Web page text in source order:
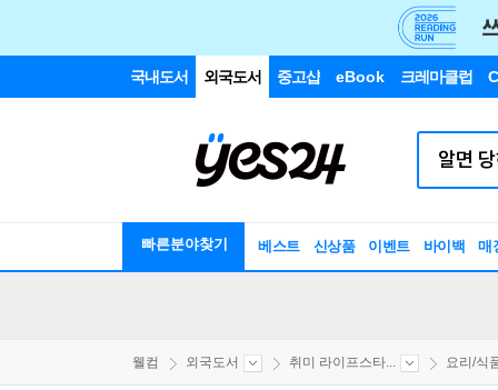
국내도서 외국도서 중고샵 eBook 크레마클럽
빠른분야찾기 베스트 신상품 이벤트 바이백 매
웰컴 외국도서 취미 라이프스타... 요리/식